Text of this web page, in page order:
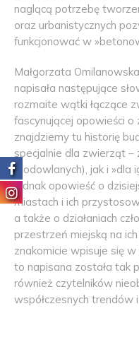
naglącą potrzebę
oraz urbanistycznych
funkcjonować w
Małgorzata
napisała następujące
rozmaite wątki łączące
fascynującej opowieści
znajdziemy tu historię
specjalnie dla zwierząt –
(hodowlanych), jak i »dla
jednak opowieść o
miastach i ich
a także o działaniach
przestrzeń miejską na
znakomicie wpisuje się
to napisana została tak
również czytelników
współczesnych trendów